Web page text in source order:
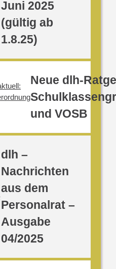
Juni 2025
(gültig ab
1.8.25)
Neue dlh-
und VOSB
dlh –
Nachrichten
aus dem
Personalrat –
Ausgabe
04/2025